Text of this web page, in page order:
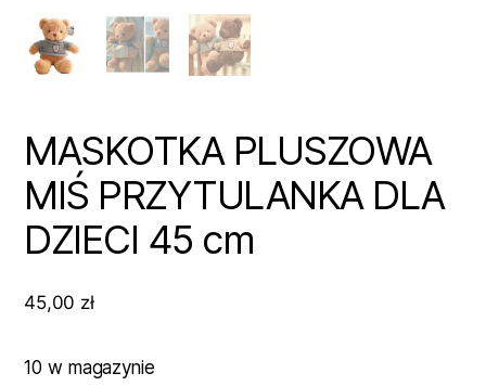
MASKOTKA PLUSZOWA
MIŚ PRZYTULANKA DLA
DZIECI 45 cm
45,00 zł
10 w magazynie